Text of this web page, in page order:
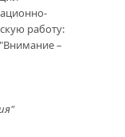
работу:
–